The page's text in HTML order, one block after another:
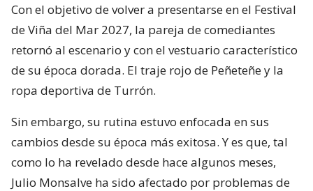
Con el objetivo de volver a presentarse en el Festival
de Viña del Mar 2027, la pareja de comediantes
retornó al escenario y con el vestuario característico
de su época dorada. El traje rojo de Peñeteñe y la
ropa deportiva de Turrón.
Sin embargo, su rutina estuvo enfocada en sus
cambios desde su época más exitosa. Y es que, tal
como lo ha revelado desde hace algunos meses,
Julio Monsalve ha sido afectado por problemas de